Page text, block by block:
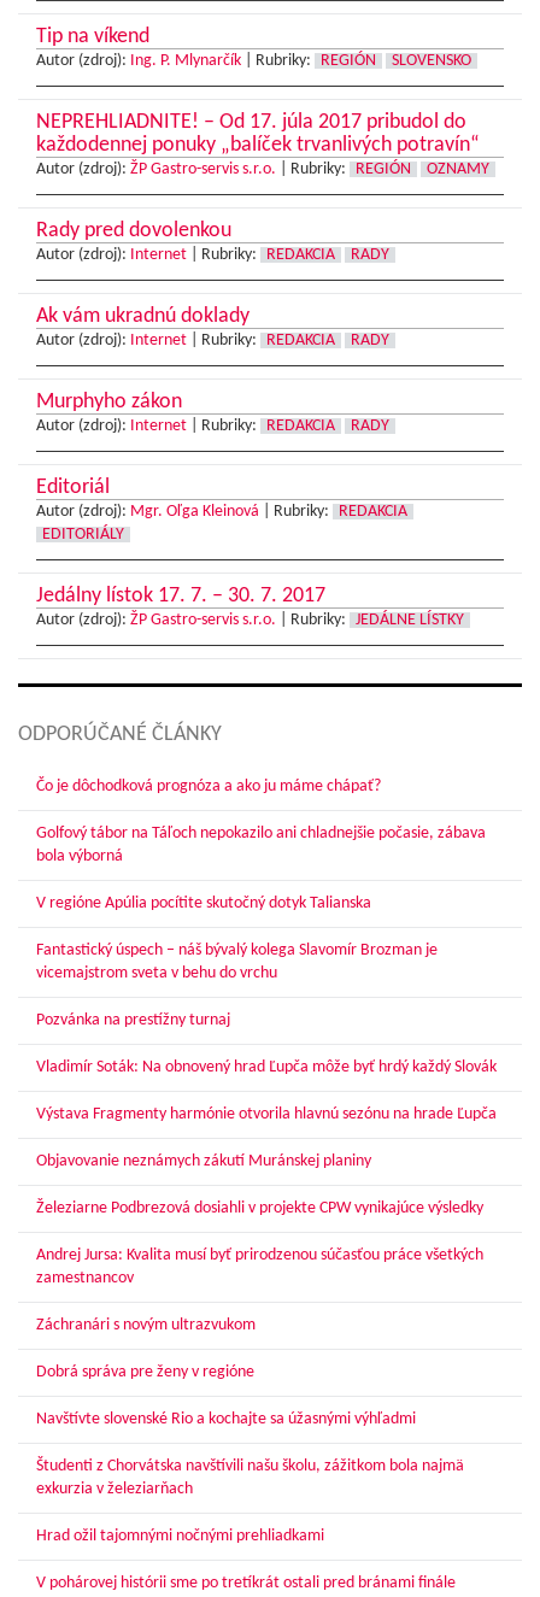
Tip na víkend
Autor (zdroj): Ing. P. Mlynarčík Rubriky: REGIÓN SLOVENSKO
NEPREHLIADNITE! – Od 17. júla 2017 pribudol do
každodennej ponuky „balíček trvanlivých potravín“
Autor (zdroj): ŽP Gastro-servis s.r.o. Rubriky: REGIÓN OZNAMY
Rady pred dovolenkou
Autor (zdroj): Internet Rubriky: REDAKCIA RADY
Ak vám ukradnú doklady
Autor (zdroj): Internet Rubriky: REDAKCIA RADY
Murphyho zákon
Autor (zdroj): Internet Rubriky: REDAKCIA RADY
Editoriál
Autor (zdroj): Mgr. Oľga Kleinová Rubriky:
REDAKCIA
EDITORIÁLY
Jedálny lístok 17. 7. – 30. 7. 2017
Autor (zdroj): ŽP Gastro-servis s.r.o. Rubriky: JEDÁLNE LÍSTKY
ODPORÚČANÉ ČLÁNKY
Čo je dôchodková prognóza a ako ju máme chápať?
Golfový tábor na Táľoch nepokazilo ani chladnejšie počasie, zábava
bola výborná
V regióne Apúlia pocítite skutočný dotyk Talianska
Fantastický úspech – náš bývalý kolega Slavomír Brozman je
vicemajstrom sveta v behu do vrchu
Pozvánka na prestížny turnaj
Vladimír Soták: Na obnovený hrad Ľupča môže byť hrdý každý Slovák
Výstava Fragmenty harmónie otvorila hlavnú sezónu na hrade Ľupča
Objavovanie neznámych zákutí Muránskej planiny
Železiarne Podbrezová dosiahli v projekte CPW vynikajúce výsledky
Andrej Jursa: Kvalita musí byť prirodzenou súčasťou práce všetkých
zamestnancov
Záchranári s novým ultrazvukom
Dobrá správa pre ženy v regióne
Navštívte slovenské Rio a kochajte sa úžasnými výhľadmi
Študenti z Chorvátska navštívili našu školu, zážitkom bola najmä
exkurzia v železiarňach
Hrad ožil tajomnými nočnými prehliadkami
V pohárovej histórii sme po tretíkrát ostali pred bránami finále